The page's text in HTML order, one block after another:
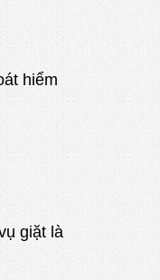
hiểm
giặt là